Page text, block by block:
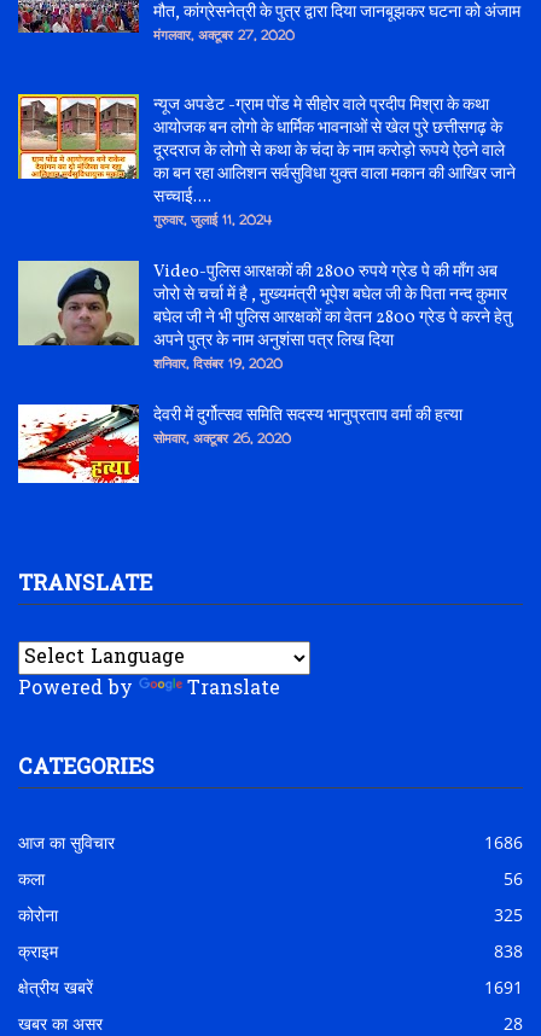
मौत, कांग्रेसनेत्री के पुत्र द्वारा दिया जानबूझकर घटना को अंजाम
मंगलवार, अक्टूबर 27, 2020
न्यूज अपडेट -ग्राम पोंड मे सीहोर वाले प्रदीप मिश्रा के कथा
आयोजक बन लोगो के धार्मिक भावनाओं से खेल पुरे छत्तीसगढ़ के
दूरदराज के लोगो से कथा के चंदा के नाम करोड़ो रूपये ऐठने वाले
का बन रहा आलिशन सर्वसुविधा युक्त वाला मकान की आखिर जाने
सच्चाई....
गुरुवार, जुलाई 11, 2024
Video-पुलिस आरक्षकों की 2800 रुपये ग्रेड पे की माँग अब
जोरो से चर्चा में है , मुख्यमंत्री भूपेश बघेल जी के पिता नन्द कुमार
बघेल जी ने भी पुलिस आरक्षकों का वेतन 2800 ग्रेड पे करने हेतु
अपने पुत्र के नाम अनुशंसा पत्र लिख दिया
शनिवार, दिसंबर 19, 2020
देवरी में दुर्गोत्सव समिति सदस्य भानुप्रताप वर्मा की हत्या
सोमवार, अक्टूबर 26, 2020
TRANSLATE
Powered by Translate
CATEGORIES
आज का सुविचार
1686
कला
56
कोरोना
325
क्राइम
838
क्षेत्रीय खबरें
1691
खबर का असर
28